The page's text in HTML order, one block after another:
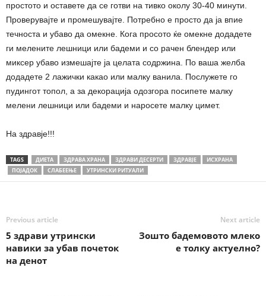
простото и оставете да се готви на тивко околу 30-40 минути.
Проверувајте и промешувајте. Потребно е просто да ја впие
течноста и убаво да омекне. Кога просото ќе омекне додадете
ги мелените лешници или бадеми и со рачен блендер или
миксер убаво измешајте ја целата содржина. По ваша желба
додадете 2 лажички какао или малку ванила. Послужете го
пудингот топол, а за декорација одозгора посипете малку
мелени лешници или бадеми и наросете малку цимет.
На здравје!!!
TAGS ДИЕТА ЗДРАВА ХРАНА ЗДРАВИ ДЕСЕРТИ ЗДРАВЈЕ
ИСХРАНА
ПОЈАДОК
СЛАБЕЕЊЕ УТРИНСКИ РИТУАЛИ
Previous article
5 здрави утрински
навики за убав почеток
на денот
Next article
Зошто бадемовото млеко
е толку актуелно?